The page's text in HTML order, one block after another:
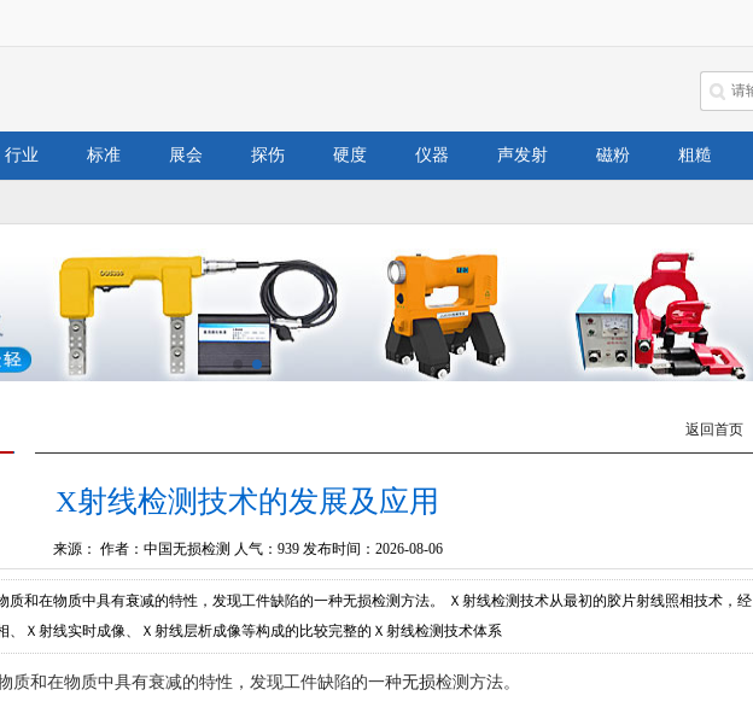
行业 标准 展会 探伤 硬度 仪器 声发射 磁粉 粗糙
返回首页
X射线检测技术的发展及应用
来源： 作者：中国无损检测 人气： 939 发布时间：2026-08-06
和在物质中具有衰减的特性，发现工件缺陷的一种无损检测方法。 Ｘ射线检测技术从最初的胶片射线照相技术，经
、Ｘ射线实时成像、Ｘ射线层析成像等构成的比较完整的Ｘ射线检测技术体系
质和在物质中具有衰减的特性，发现工件缺陷的一种无损检测方法。